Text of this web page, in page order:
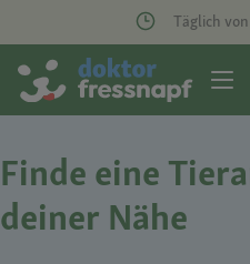
Täglich
Finde eine
deiner Nähe